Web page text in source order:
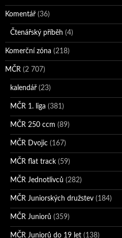
Komentář (36)
Čtenářský příběh (4)
Komerční zóna (218)
MČR (2 707)
kalendář (23)
MČR 1. liga (381)
MČR 250 ccm (89)
MČR Dvojic (167)
MČR flat track (59)
MČR Jednotlivců (282)
MČR Juniorských družstev (184)
MČR Juniorů (359)
MČR Juniorů do 19 let (138)